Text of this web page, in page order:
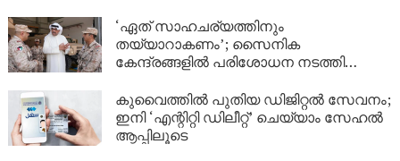
‘ഏത് സാഹചര്യത്തിനും
തയ്യാറാകണം’; സൈനിക
കേന്ദ്രങ്ങളിൽ പരിശോധന നടത്തി
കുവൈത്തിൽ പുതിയ ഡിജിറ്റൽ സേവനം;
ഇനി ‘എന്റിറ്റി ഡിലീറ്റ്’ ചെയ്യാം സേഹൽ
ആപ്പിലൂടെ